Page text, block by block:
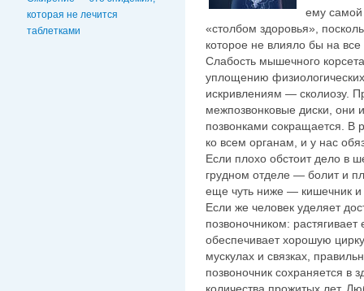
которая не лечится
таблетками
ему самой
«столбом здоровья»,
которое не влияло бы на
Слабость мышечного
уплощению
искривлениям — сколиозу.
межпозвонковые диски, они
позвонками сокращается. В
ко всем органам, и у нас
Если плохо обстоит дело в
грудном отделе — болит и
еще чуть ниже — кишечник
Если же человек уделяет
позвоночником:
обеспечивает хорошую
мускулах и связках,
позвоночник сохраняется в
количества прожитых лет.